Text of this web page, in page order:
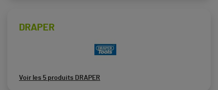
DRAPER
Voir les 5 produits DRAPER